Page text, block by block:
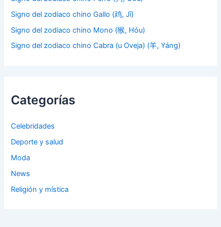
Signo del zodiaco chino Gallo (鸡, Jī)
Signo del zodiaco chino Mono (猴, Hóu)
Signo del zodiaco chino Cabra (u Oveja) (羊, Yáng)
Categorías
Celebridades
Deporte y salud
Moda
News
Religión y mística